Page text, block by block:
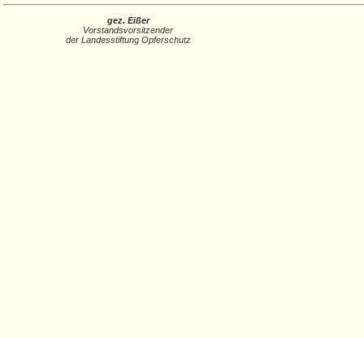
gez. Eißer
Vorstandsvorsitzender
der Landesstiftung Opferschutz